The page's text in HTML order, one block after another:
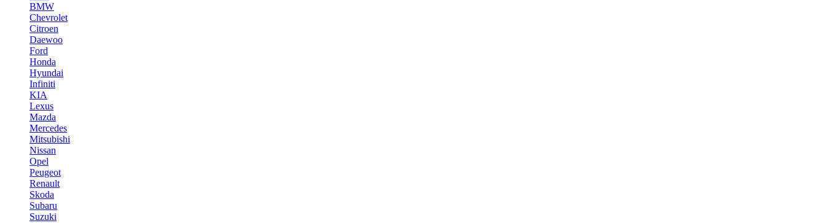
BMW
Chevrolet
Citroen
Daewoo
Ford
Honda
Hyundai
Infiniti
KIA
Lexus
Mazda
Mercedes
Mitsubishi
Nissan
Opel
Peugeot
Renault
Skoda
Subaru
Suzuki